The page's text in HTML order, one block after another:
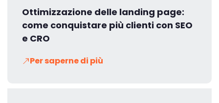
Ottimizzazione delle landing page:
come conquistare più clienti con SEO
e CRO
Per saperne di più